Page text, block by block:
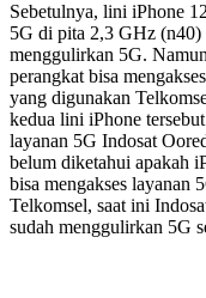
Sebetulnya, lini iPhone
5G di pita 2,3 GHz
menggulirkan 5G.
perangkat bisa
yang digunakan
kedua lini iPhone
layanan 5G Indosat
belum diketahui apakah
bisa mengakses layanan
Telkomsel, saat ini
sudah menggulirkan 5G